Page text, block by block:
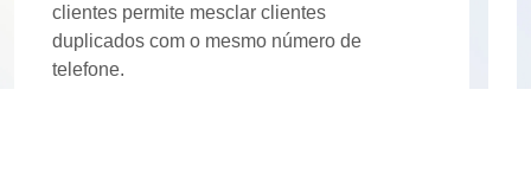
clientes permite mesclar clientes
duplicados com o mesmo número de
telefone.